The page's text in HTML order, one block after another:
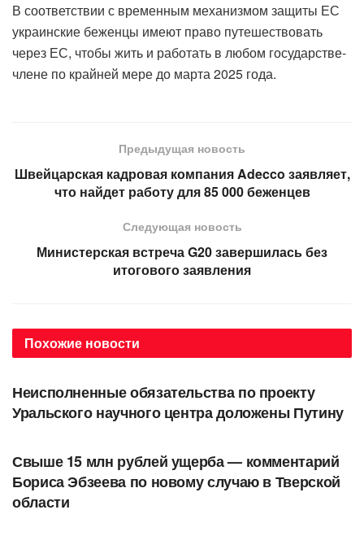
В соответствии с временным механизмом защиты ЕС
украинские беженцы имеют право путешествовать
через ЕС, чтобы жить и работать в любом государстве-
члене по крайней мере до марта 2025 года.
Предыдущая новость
Швейцарская кадровая компания Adecco заявляет,
что найдет работу для 85 000 беженцев
Следующая новость
Министерская встреча G20 завершилась без
итогового заявления
Похожие новости
АВТОРСКОЕ
Неисполненные обязательства по проекту
Уральского научного центра доложены Путину
Свыше 15 млн рублей ущерба — комментарий
Бориса Эбзеева по новому случаю в Тверской
области